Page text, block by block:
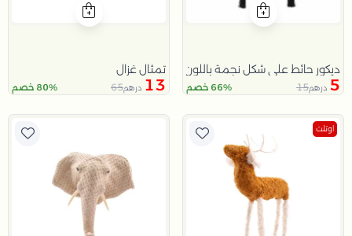
ديكور حائط على شكل نجمة باللون الذهبي و الأسود من سيا
5 درهم15 66% خصم
تمثال غزال
13 درهم65 80% خصم
اوتلت